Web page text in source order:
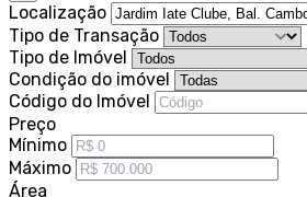
Localização
Tipo de Transação
Tipo de Imóvel
Condição do imóvel
Código do Imóvel
Preço
Mínimo
Máximo
Área